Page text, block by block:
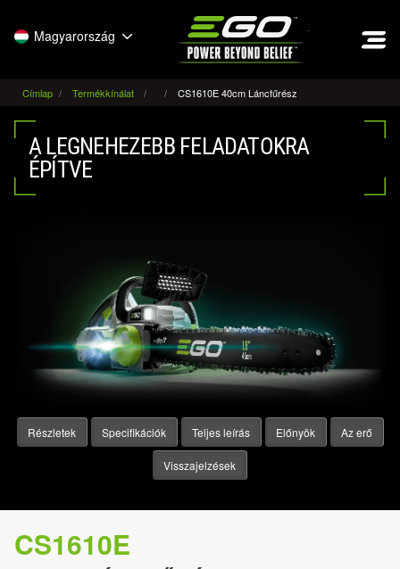
Magyarország
Címlap Termékkínálat CS1610E 40cm Láncfűrész
A LEGNEHEZEBB FELADATOKRA
ÉPÍTVE
Részletek Specifikációk Teljes leírás Előnyök Az erő
Visszajelzések
CS1610E